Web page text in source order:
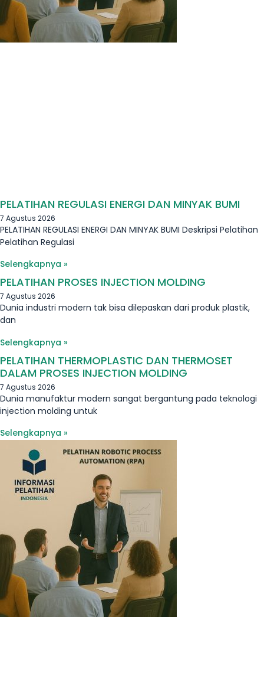
PELATIHAN REGULASI ENERGI DAN MINYAK BUMI
7 Agustus 2026
PELATIHAN REGULASI ENERGI DAN MINYAK BUMI Deskripsi Pelatihan
Pelatihan Regulasi
Selengkapnya »
PELATIHAN PROSES INJECTION MOLDING
7 Agustus 2026
Dunia industri modern tak bisa dilepaskan dari produk plastik,
dan
Selengkapnya »
PELATIHAN THERMOPLASTIC DAN THERMOSET
DALAM PROSES INJECTION MOLDING
7 Agustus 2026
Dunia manufaktur modern sangat bergantung pada teknologi
injection molding untuk
Selengkapnya »